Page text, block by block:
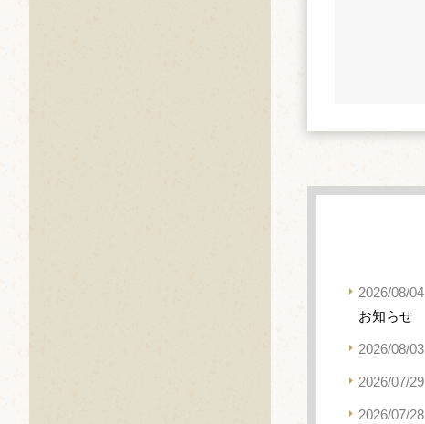
2026/08/04
お知らせ
2026/08/03
2026/07/29
2026/07/28